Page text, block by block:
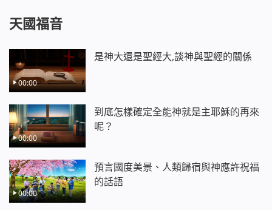
天國福音
00:00
是神大還是聖經大,談神與聖經的關係
00:00
到底怎樣確定全能神就是主耶穌的再來
呢？
00:00
預言國度美景、人類歸宿與神應許祝福
的話語